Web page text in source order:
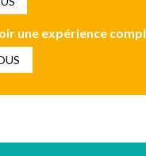
une expérience